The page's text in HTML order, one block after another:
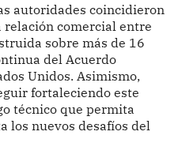
autoridades coincidieron
relación comercial entre
sobre más de 16
del Acuerdo
Unidos. Asimismo,
fortaleciendo este
técnico que permita
los nuevos desafíos del